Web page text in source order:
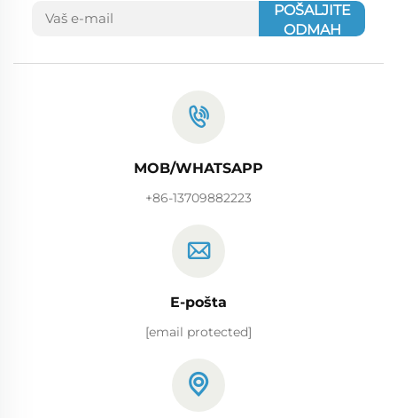
POŠALJITE
ODMAH
MOB/WHATSAPP
+86-13709882223
E-pošta
[email protected]